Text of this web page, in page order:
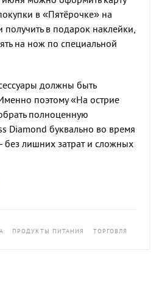
в «Пятёрочке» на
получить в подарок наклейки,
на нож по специальной
должны быть
поэтому «На острие
полноценную
Diamond буквально во время
лишних затрат и сложных
ПРОДУКТЫ ПИТАНИЯ ТОРГОВЛЯ